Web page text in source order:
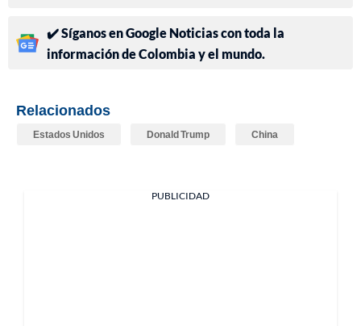
✔️ Síganos en Google Noticias con toda la
información de Colombia y el mundo.
Relacionados
Estados Unidos Donald Trump China
PUBLICIDAD